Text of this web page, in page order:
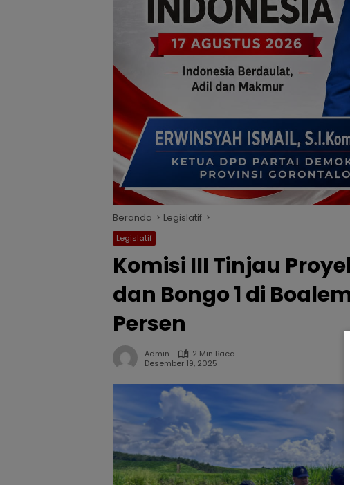
Beranda Legislatif
Legislatif
Komisi III Tinjau
dan Bongo 1 di
Persen
Admin
2 Min Baca
Desember 19, 2025